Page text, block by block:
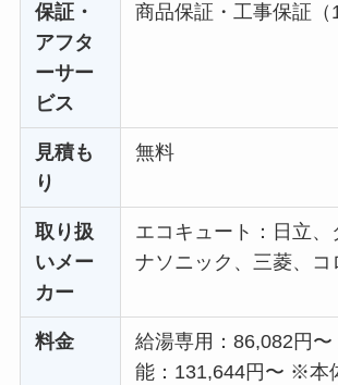
保証・
アフタ
ーサー
ビス
商品保証・工事保証（
見積も
り
無料
取り扱
いメー
カー
エコキュート：日立
ナソニック、三菱、コ
料金
給湯専用：86,082円
能：131,644円〜 ※本